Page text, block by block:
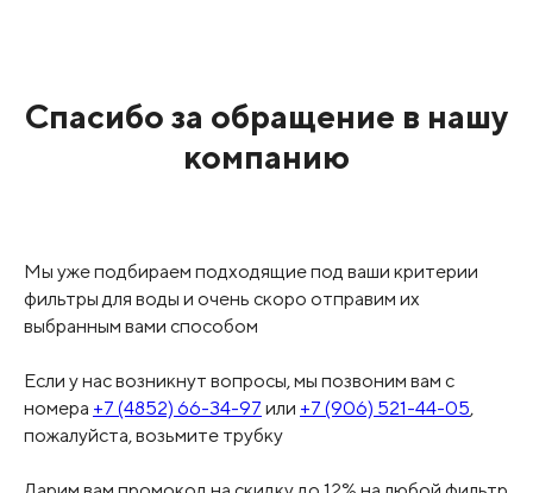
Спасибо за обращение в нашу
компанию
Мы уже подбираем подходящие под ваши критерии
фильтры для воды и очень скоро отправим их
выбранным вами способом
Если у нас возникнут вопросы, мы позвоним вам с
номера +7 (4852) 66-34-97 или +7 (906) 521-44-05,
пожалуйста, возьмите трубку